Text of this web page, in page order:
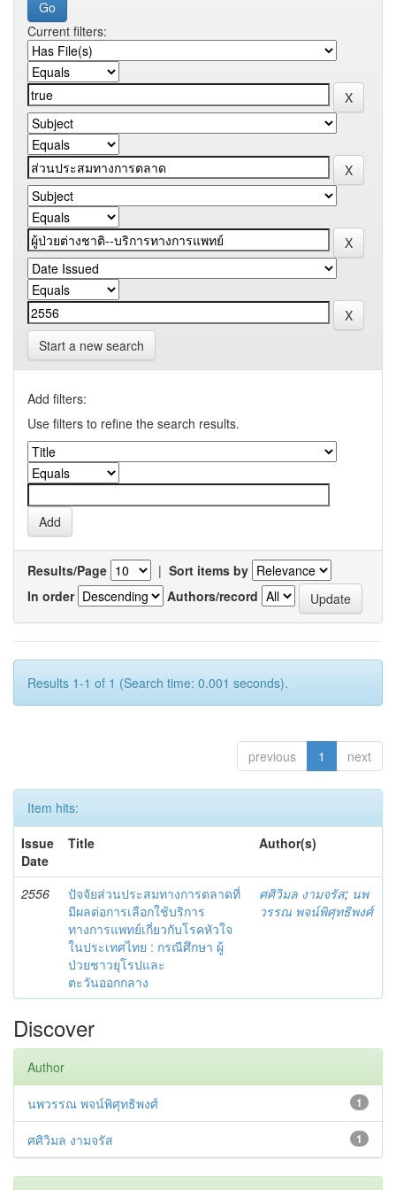
Current filters:
Start a new search
Add filters:
Use filters to refine the search results.
Results/Page | Sort items by
In order
Authors/record
Results 1-1 of 1 (Search time: 0.001 seconds).
previous 1 next
Item hits:
Issue
Date
Title Author(s)
2556
ปัจจัยส่วนประสมทางการตลาดที่
มีผลต่อการเลือกใช้บริการ
ทางการแพทย์เกี่ยวกับโรคหัวใจ
ในประเทศไทย : กรณีศึกษา ผู้
ป่วยชาวยุโรปและ
ตะวันออกกลาง
ศศิวิมล งามจรัส; นพ
วรรณ พจน์พิศุทธิพงศ์
Discover
Author
1
นพวรรณ พจน์พิศุทธิพงศ์
1
ศศิวิมล งามจรัส